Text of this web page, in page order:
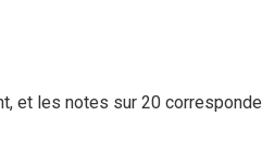
les notes sur 20